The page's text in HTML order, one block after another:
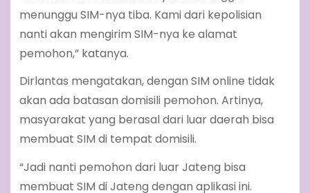
menunggu SIM-nya tiba. Kami dari kepolisian
nanti akan mengirim SIM-nya ke alamat
pemohon,” katanya.
Dirlantas mengatakan, dengan SIM online tidak
akan ada batasan domisili pemohon. Artinya,
masyarakat yang berasal dari luar daerah bisa
membuat SIM di tempat domisili.
“Jadi nanti pemohon dari luar Jateng bisa
membuat SIM di Jateng dengan aplikasi ini.